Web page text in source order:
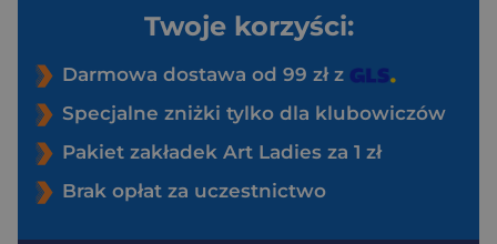
Twoje korzyści:
Darmowa dostawa od 99 zł z
Specjalne zniżki tylko dla klubowiczów
Pakiet zakładek Art Ladies za 1 zł
Brak opłat za uczestnictwo